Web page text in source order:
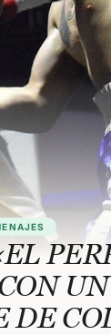
DE